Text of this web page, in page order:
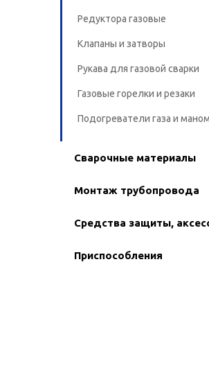
Редуктора газовые
Клапаны и затворы
Рукава для газовой сварки
Газовые горелки и резаки
Подогреватели газа и
Сварочные материалы
Монтаж трубопровода
Средства защиты,
Приспособления